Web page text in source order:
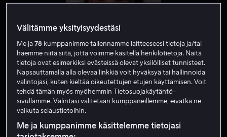
Geraldine
Viswanathan
Näyttelijä Ääni
Välitämme yksityisyydestäsi
Me ja78 kumppanimme tallennamme laitteeseesi tietoja ja/tai
haemme niitä siitä, jotta voimme käsitellä henkilötietoja. Näitä
tietoja ovat esimerkiksi evästeissä olevat yksilölliset tunnisteet.
Napsauttamalla alla olevaa linkkiä voit hyväksyä tai hallinnoida
valintojasi, kuten kieltää oikeutettujen etujen käyttämisen. Voit
tehdä tämän myös myöhemmin Tietosuojakäytäntö-
sivullamme. Valintasi välitetään kumppaneillemme, eivätkä ne
vaikuta selaustietoihin.
Me ja kumppanimme käsittelemme tietojasi